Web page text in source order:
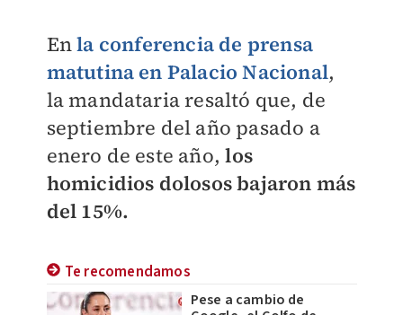
Enla conferencia de prensa
matutina en Palacio Nacional,
la mandataria resaltó que, de
septiembre del año pasado a
enero de este año,los
homicidios dolosos bajaron más
del 15%.
Te recomendamos
Pese a cambio de